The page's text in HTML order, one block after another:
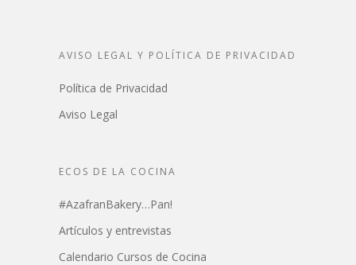
AVISO LEGAL Y POLÍTICA DE PRIVACIDAD
Política de Privacidad
Aviso Legal
ECOS DE LA COCINA
#AzafranBakery…Pan!
Artículos y entrevistas
Calendario Cursos de Cocina